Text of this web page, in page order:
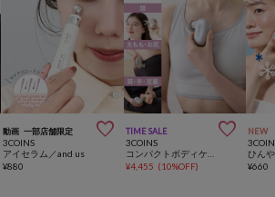
動画 一部店舗限定 
3COINS
アイセラム／and us
¥880
TIME SALE 
3COINS
¥4,455 (10%OFF)
NEW
¥660